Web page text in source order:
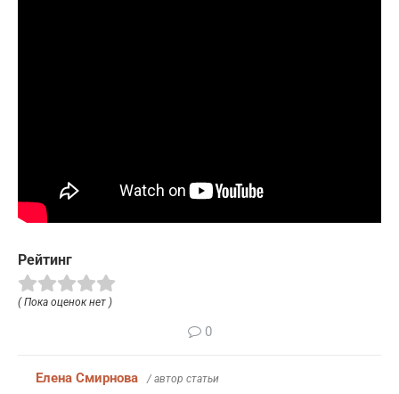
Рейтинг
( Пока оценок нет )
0
Елена Смирнова / автор статьи